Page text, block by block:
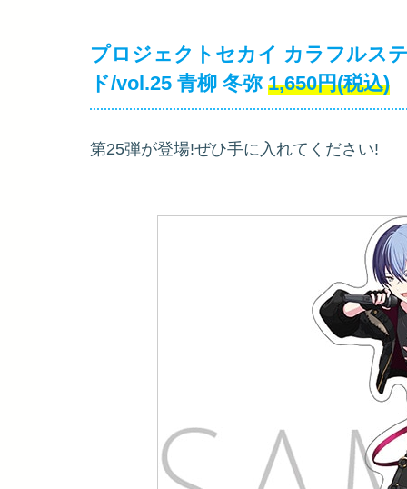
プロジェクトセカイ カラフルス
ド/vol.25 青柳 冬弥 1,650円(税込)
第25弾が登場!ぜひ手に入れてください!